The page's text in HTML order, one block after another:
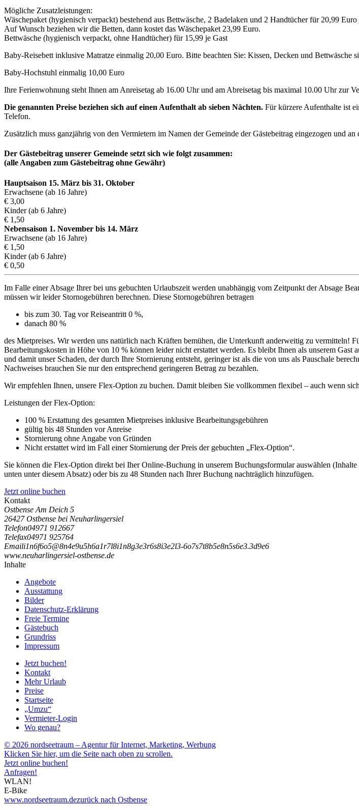
Mögliche Zusatzleistungen:
Wäschepaket (hygienisch verpackt) bestehend aus Bettwäsche, 2 Badelaken und 2 Handtücher für 20,99 Euro
Auf Wunsch beziehen wir die Betten, dann kostet das Wäschepaket 23,99 Euro.
Bettwäsche (hygienisch verpackt, ohne Handtücher) für 15,99 je Gast
Baby-Reisebett inklusive Matratze einmalig 20,00 Euro. Bitte beachten Sie: Kissen, Decken und Bettwäsche
Baby-Hochstuhl einmalig 10,00 Euro
Ihre Ferienwohnung steht Ihnen am Anreisetag ab 16.00 Uhr und am Abreisetag bis maximal 10.00 Uhr zur
Die genannten Preise beziehen sich auf einen Aufenthalt ab sieben Nächten. Für kürzere Aufenthalte ist
Telefon.
Zusätzlich muss ganzjährig von den Vermietern im Namen der Gemeinde der Gästebeitrag eingezogen und
Der Gästebeitrag unserer Gemeinde setzt sich wie folgt zusammen:
(alle Angaben zum Gästebeitrag ohne Gewähr)
Hauptsaison 15. März bis 31. Oktober
Erwachsene (ab 16 Jahre)
€ 3,00
Kinder (ab 6 Jahre)
€ 1,50
Nebensaison 1. November bis 14. März
Erwachsene (ab 16 Jahre)
€ 1,50
Kinder (ab 6 Jahre)
€ 0,50
Im Falle einer Absage Ihrer bei uns gebuchten Urlaubszeit werden unabhängig vom Zeitpunkt der Absage
müssen wir leider Stornogebühren berechnen. Diese Stornogebühren betragen
bis zum 30. Tag vor Reiseantritt 0 %,
danach 80 %
des Mietpreises. Wir werden uns natürlich nach Kräften bemühen, die Unterkunft anderweitig zu vermitteln!
Bearbeitungskosten in Höhe von 10 % können leider nicht erstattet werden. Es bleibt Ihnen als unserem
und damit unser Schaden, der durch Ihre Stornierung entsteht, geringer ist als die von uns als Pauschale
Nachweises brauchen Sie nur den entsprechend geringeren Betrag zu bezahlen.
Wir empfehlen Ihnen, unsere Flex-Option zu buchen. Damit bleiben Sie vollkommen flexibel – auch wenn
Leistungen der Flex-Option:
100 % Erstattung des gesamten Mietpreises inklusive Bearbeitungsgebühren
gültig bis 48 Stunden vor Anreise
Stornierung ohne Angabe von Gründen
Nicht erstattet wird im Fall einer Stornierung der Preis der gebuchten „Flex-Option“.
Sie können die Flex-Option direkt bei Iher Online-Buchung in unserem Buchungsformular auswählen (Inhalte
unten unter diesem Absatz) oder bis zu 48 Stunden nach Ihrer Buchung nachträglich hinzufügen.
Jetzt online buchen
Kontakt
Ostbense Am Deich 5
26427 Ostbense bei Neuharlingersiel
Telefon04971 912667
Telefax04971 925764
Emaili1n6f6o5@8n4e9u5h6a1r7l8i1n8g3e3r6s8i3e2l3-6o7s7t8b5e8n5s6e3.3d9e6
www.neuharlingersiel-ostbense.de
Inhalte
Angebote
Ausstattung
Bilder
Datenschutz-Erklärung
Freie Termine
Gästebuch
Grundriss
Impressum
Jetzt buchen!
Kontakt
Mehr Urlaub
Preise
Startseite
„Umzu“
Vermieter-Login
Wo genau?
© 2026 nordseetraum – Agentur für Internet, Marketing, Werbung
Klicken Sie hier, um die Seite nach oben zu scrollen.
Jetzt online buchen!
Anfragen!
WLAN!
E-Bike
www.nordseetraum.dezurück nach Ostbense